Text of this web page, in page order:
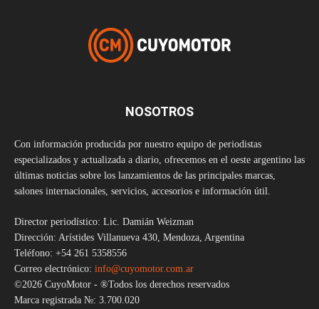
NOSOTROS
Con información producida por nuestro equipo de periodistas
especializados y actualizada a diario, ofrecemos en el oeste argentino las
últimas noticias sobre los lanzamientos de las principales marcas,
salones internacionales, servicios, accesorios e información útil.
Director periodístico: Lic. Damián Weizman
Dirección: Arístides Villanueva 430, Mendoza, Argentina
Teléfono: +54 261 5358556
Correo electrónico: info@cuyomotor.com.ar
©2026 CuyoMotor - ®Todos los derechos reservados
Marca registrada №: 3.700.020